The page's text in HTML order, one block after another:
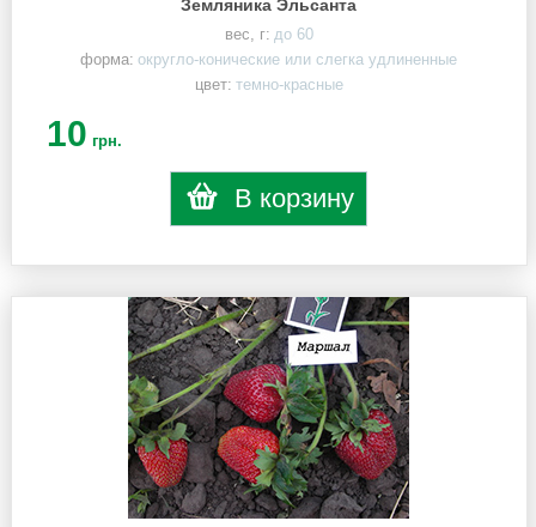
Земляника Эльсанта
вес, г: до 60
форма: округло-конические или слегка удлиненные
цвет: темно-красные
10 грн.
В корзину